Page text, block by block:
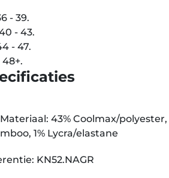
- 39.
- 43.
- 47.
48+.
Materiaal: 43% Coolmax/
1% Lycra/elastane
KN52.NAGR